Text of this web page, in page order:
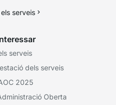
serveis
serveis
dels serveis
2025
Oberta